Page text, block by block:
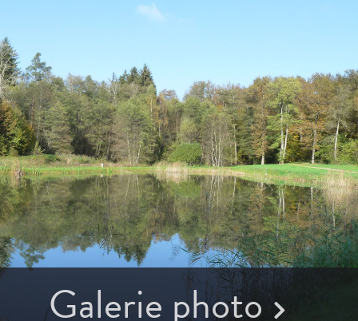
Galerie photo